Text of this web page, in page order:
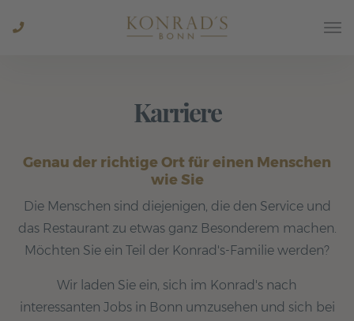
0684
Karriere
Genau der richtige Ort für einen Menschen
wie Sie
Die Menschen sind diejenigen, die den Service und
das Restaurant zu etwas ganz Besonderem machen.
Möchten Sie ein Teil der Konrad's-Familie werden?
Wir laden Sie ein, sich im Konrad's nach
interessanten Jobs in Bonn umzusehen und sich bei